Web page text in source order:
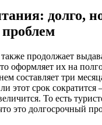
долго,
продолжает
оформляет их на
составляет три
этот срок сократится
То есть
это долгосрочный